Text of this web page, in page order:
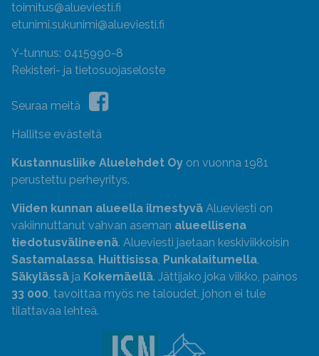
toimitus@alueviesti.fi
etunimi.sukunimi@alueviesti.fi
Y-tunnus: 0415990-8
Rekisteri- ja tietosuojaseloste
Seuraa meitä
Hallitse evästeitä
Kustannusliike Aluelehdet Oy on vuonna 1981
perustettu perheyritys.
Viiden kunnan alueella ilmestyvä Alueviesti on
vakiinnuttanut vahvan aseman alueellisena
tiedotusvälineenä. Alueviesti jaetaan keskiviikkoisin
Sastamalassa, Huittisissa, Punkalaitumella,
Säkylässä ja Kokemäellä. Jättijako joka viikko, painos
33 000, tavoittaa myös ne taloudet, johon ei tule
tilattavaa lehteä.